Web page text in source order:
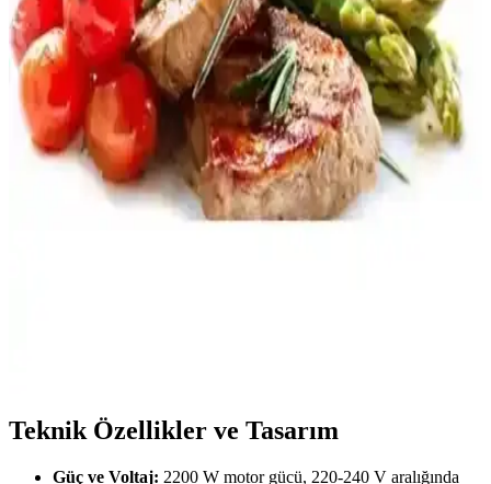
Gönen Çelik'in tavuk kanat ve kuşbaşı şişleri arasındaki farkları ve
özellikleri keşfedin. Dayanıklı paslanmaz çelik yapılarıyla mangal
keyfinizi yükselten bu ürünleri detaylı inceleyin.
Gülsan Pleyt Sac Köfte Et Izgarası: Dayanıklı ve
Çok Yönlü Pişirme Çözümü
Yüksek kaliteli, paslanmaz malzemeden üretilmiş Gülsan Pleyt Sac
Köfte Izgarası, geniş yüzeyi ve çok yönlü kullanımıyla mutfakta
pratik ve sağlıklı pişirme imkanı sunar.
Teknik Özellikler ve Tasarım
Güç ve Voltaj: 2200 W motor gücü, 220-240 V aralığında